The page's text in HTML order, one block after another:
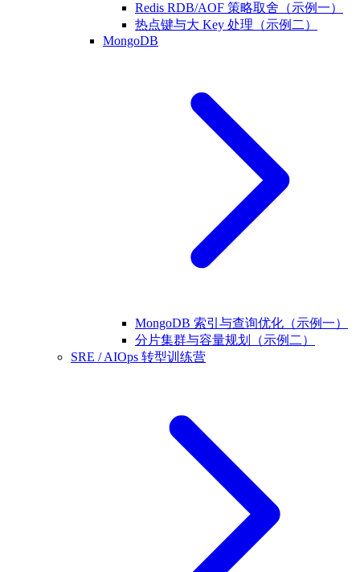
Redis RDB/AOF 策略取舍（示例一）
热点键与大 Key 处理（示例二）
MongoDB
MongoDB 索引与查询优化（示例一）
分片集群与容量规划（示例二）
SRE / AIOps 转型训练营